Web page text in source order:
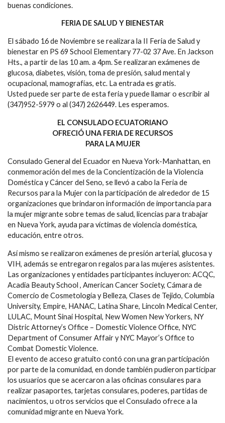
buenas condiciones.
FERIA DE SALUD Y BIENESTAR
El sábado 16 de Noviembre se realizara la II Feria de Salud y
bienestar en PS 69 School Elementary 77-02 37 Ave. En Jackson
Hts., a partir de las 10 am. a 4pm. Se realizaran exámenes de
glucosa, diabetes, visión, toma de presión, salud mental y
ocupacional, mamografías, etc. La entrada es gratis.
Usted puede ser parte de esta feria y puede llamar o escribir al
(347)952-5979 o al (347) 2626449. Les esperamos.
EL CONSULADO ECUATORIANO
OFRECIÓ UNA FERIA DE RECURSOS
PARA LA MUJER
Consulado General del Ecuador en Nueva York-Manhattan, en
conmemoración del mes de la Concientización de la Violencia
Doméstica y Cáncer del Seno, se llevó a cabo la Feria de
Recursos para la Mujer con la participación de alrededor de 15
organizaciones que brindaron información de importancia para
la mujer migrante sobre temas de salud, licencias para trabajar
en Nueva York, ayuda para víctimas de violencia doméstica,
educación, entre otros.
Así mismo se realizaron exámenes de presión arterial, glucosa y
VIH, además se entregaron regalos para las mujeres asistentes.
Las organizaciones y entidades participantes incluyeron: ACQC,
Acadia Beauty School , American Cancer Society, Cámara de
Comercio de Cosmetología y Belleza, Clases de Tejido, Columbia
University, Empire, HANAC, Latina Share, Lincoln Medical Center,
LULAC, Mount Sinai Hospital, New Women New Yorkers, NY
Distric Attorney’s Office – Domestic Violence Office, NYC
Department of Consumer Affair y NYC Mayor’s Office to
Combat Domestic Violence.
El evento de acceso gratuito contó con una gran participación
por parte de la comunidad, en donde también pudieron participar
los usuarios que se acercaron a las oficinas consulares para
realizar pasaportes, tarjetas consulares, poderes, partidas de
nacimientos, u otros servicios que el Consulado ofrece a la
comunidad migrante en Nueva York.